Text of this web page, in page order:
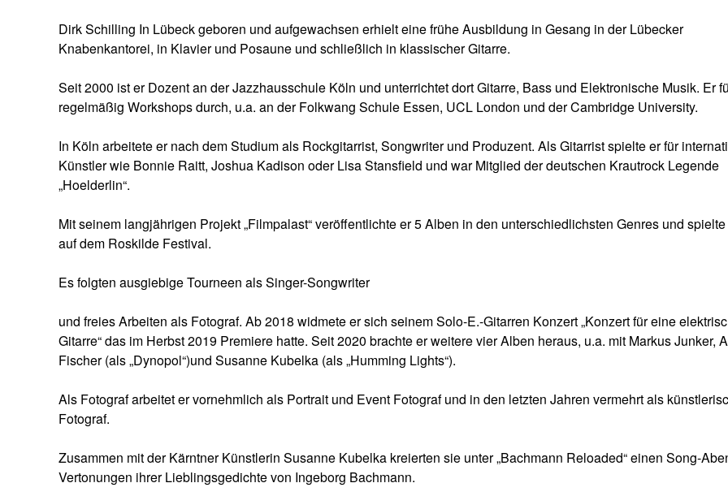
Dirk Schilling In Lübeck geboren und aufgewachsen erhielt eine frühe Ausbildung in Gesang in der Lübecker
Knabenkantorei, in Klavier und Posaune und schließlich in klassischer Gitarre.
Seit 2000 ist er Dozent an der Jazzhausschule Köln und unterrichtet dort Gitarre, Bass und Elektronische Musik. Er
regelmäßig Workshops durch, u.a. an der Folkwang Schule Essen, UCL London und der Cambridge University.
In Köln arbeitete er nach dem Studium als Rockgitarrist, Songwriter und Produzent. Als Gitarrist spielte er für
Künstler wie Bonnie Raitt, Joshua Kadison oder Lisa Stansfield und war Mitglied der deutschen Krautrock Legende
„Hoelderlin“.
Mit seinem langjährigen Projekt „Filmpalast“ veröffentlichte er 5 Alben in den unterschiedlichsten Genres und
auf dem Roskilde Festival.
Es folgten ausgiebige Tourneen als Singer-Songwriter
und freies Arbeiten als Fotograf. Ab 2018 widmete er sich seinem Solo-E.-Gitarren Konzert „Konzert für eine
Gitarre“ das im Herbst 2019 Premiere hatte. Seit 2020 brachte er weitere vier Alben heraus, u.a. mit Markus Junker,
Fischer (als „Dynopol“)und Susanne Kubelka (als „Humming Lights“).
Als Fotograf arbeitet er vornehmlich als Portrait und Event Fotograf und in den letzten Jahren vermehrt als
Fotograf.
Zusammen mit der Kärntner Künstlerin Susanne Kubelka kreierten sie unter „Bachmann Reloaded“ einen Song-
Vertonungen ihrer Lieblingsgedichte von Ingeborg Bachmann.